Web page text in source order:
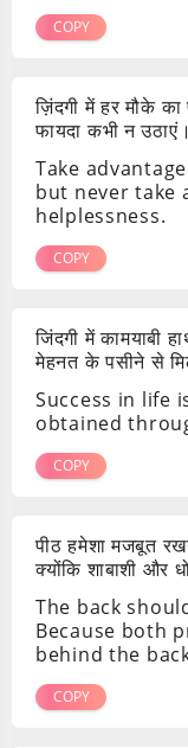
COPY
ज़िंदगी में हर मौके
फायदा कभी न उठाएं।
Take
but never take
helplessness.
COPY
जिंदगी में कामयाबी
मेहनत के पसीने से
Success in life
obtained
COPY
पीठ हमेशा मजबूत
क्योंकि शाबाशी और
The back
Because both
behind the
COPY